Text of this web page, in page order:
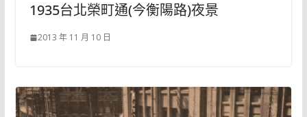
1935台北榮町通(今衡陽路)夜景
2013 年 11 月 10 日